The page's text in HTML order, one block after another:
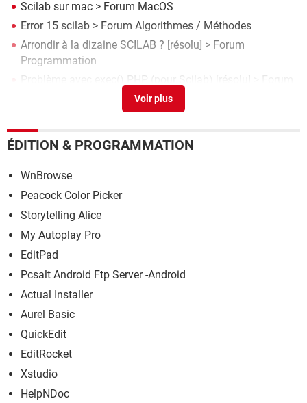
Scilab sur mac > Forum MacOS
Error 15 scilab > Forum Algorithmes / Méthodes
Arrondir à la dizaine SCILAB ? [résolu] > Forum
Programmation
Problème avec exec() PHP (pour Scilab)
[résolu] >
Forum
MacOS Catalina impossible d'ouvrir Scilab
MacOS
ÉDITION & PROGRAMMATION
WnBrowse
Peacock Color Picker
Storytelling Alice
My Autoplay Pro
EditPad
Pcsalt Android Ftp Server -Android
Actual Installer
Aurel Basic
QuickEdit
EditRocket
Xstudio
HelpNDoc